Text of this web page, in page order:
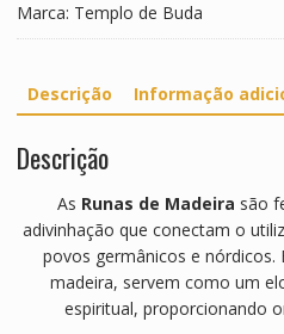
s
a
n
i
P
a
Marca: Templo de Buda
Descrição Informação
Descrição
As Runas de Madeira são
adivinhação que conectam o
povos germânicos e nórdicos.
madeira, servem como um
espiritual, proporcionando